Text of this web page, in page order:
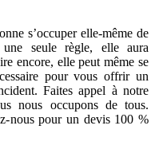
s’occuper elle-même de
seule règle, elle aura
encore, elle peut même se
pour vous offrir un
Faites appel à notre
nous occupons de tous.
nous pour un devis 100 %